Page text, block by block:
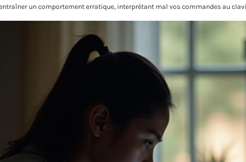
un comportement erratique, interprétant mal vos commandes au